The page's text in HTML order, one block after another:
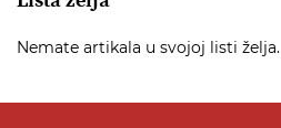
Nemate artikala u svojoj listi želja.